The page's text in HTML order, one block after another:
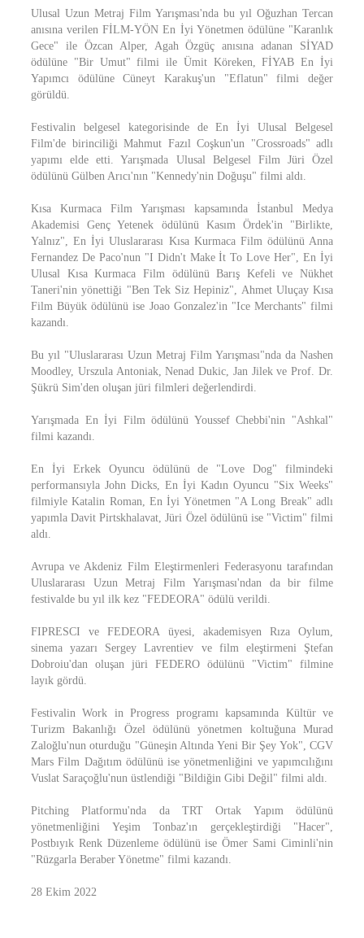
Ulusal Uzun Metraj Film Yarışması'nda bu yıl Oğuzhan Tercan
anısına verilen FİLM-YÖN En İyi Yönetmen ödülüne "Karanlık
Gece" ile Özcan Alper, Agah Özgüç anısına adanan SİYAD
ödülüne "Bir Umut" filmi ile Ümit Köreken, FİYAB En İyi
Yapımcı ödülüne Cüneyt Karakuş'un "Eflatun" filmi değer
görüldü.
Festivalin belgesel kategorisinde de En İyi Ulusal Belgesel
Film'de birinciliği Mahmut Fazıl Coşkun'un "Crossroads" adlı
yapımı elde etti. Yarışmada Ulusal Belgesel Film Jüri Özel
ödülünü Gülben Arıcı'nın "Kennedy'nin Doğuşu" filmi aldı.
Kısa Kurmaca Film Yarışması kapsamında İstanbul Medya
Akademisi Genç Yetenek ödülünü Kasım Ördek'in "Birlikte,
Yalnız", En İyi Uluslararası Kısa Kurmaca Film ödülünü Anna
Fernandez De Paco'nun "I Didn't Make İt To Love Her", En İyi
Ulusal Kısa Kurmaca Film ödülünü Barış Kefeli ve Nükhet
Taneri'nin yönettiği "Ben Tek Siz Hepiniz", Ahmet Uluçay Kısa
Film Büyük ödülünü ise Joao Gonzalez'in "Ice Merchants" filmi
kazandı.
Bu yıl "Uluslararası Uzun Metraj Film Yarışması"nda da Nashen
Moodley, Urszula Antoniak, Nenad Dukic, Jan Jilek ve Prof. Dr.
Şükrü Sim'den oluşan jüri filmleri değerlendirdi.
Yarışmada En İyi Film ödülünü Youssef Chebbi'nin "Ashkal"
filmi kazandı.
En İyi Erkek Oyuncu ödülünü de "Love Dog" filmindeki
performansıyla John Dicks, En İyi Kadın Oyuncu "Six Weeks"
filmiyle Katalin Roman, En İyi Yönetmen "A Long Break" adlı
yapımla Davit Pirtskhalavat, Jüri Özel ödülünü ise "Victim" filmi
aldı.
Avrupa ve Akdeniz Film Eleştirmenleri Federasyonu tarafından
Uluslararası Uzun Metraj Film Yarışması'ndan da bir filme
festivalde bu yıl ilk kez "FEDEORA" ödülü verildi.
FIPRESCI ve FEDEORA üyesi, akademisyen Rıza Oylum,
sinema yazarı Sergey Lavrentiev ve film eleştirmeni Ştefan
Dobroiu'dan oluşan jüri FEDERO ödülünü "Victim" filmine
layık gördü.
Festivalin Work in Progress programı kapsamında Kültür ve
Turizm Bakanlığı Özel ödülünü yönetmen koltuğuna Murad
Zaloğlu'nun oturduğu "Güneşin Altında Yeni Bir Şey Yok", CGV
Mars Film Dağıtım ödülünü ise yönetmenliğini ve yapımcılığını
Vuslat Saraçoğlu'nun üstlendiği "Bildiğin Gibi Değil" filmi aldı.
Pitching Platformu'nda da TRT Ortak Yapım ödülünü
yönetmenliğini Yeşim Tonbaz'ın gerçekleştirdiği "Hacer",
Postbıyık Renk Düzenleme ödülünü ise Ömer Sami Ciminli'nin
"Rüzgarla Beraber Yönetme" filmi kazandı.
28 Ekim 2022